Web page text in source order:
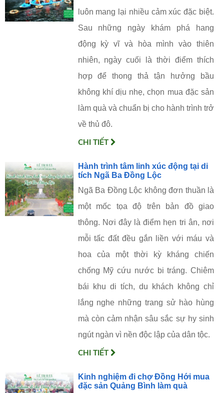
luôn mang lại nhiều cảm xúc đặc biệt.
Sau những ngày khám phá hang
động kỳ vĩ và hòa mình vào thiên
nhiên, ngày cuối là thời điểm thích
hợp để thong thả tận hưởng bầu
không khí dịu nhẹ, chọn mua đặc sản
làm quà và chuẩn bị cho hành trình trở
về thủ đô.
CHI TIẾT
Hành trình tâm linh xúc động tại di
tích Ngã Ba Đồng Lộc
Ngã Ba Đồng Lộc không đơn thuần là
một mốc tọa độ trên bản đồ giao
thông. Nơi đây là điểm hẹn tri ân, nơi
mỗi tấc đất đều gắn liền với máu và
hoa của một thời kỳ kháng chiến
chống Mỹ cứu nước bi tráng. Chiêm
bái khu di tích, du khách không chỉ
lắng nghe những trang sử hào hùng
mà còn cảm nhận sâu sắc sự hy sinh
ngút ngàn vì nền độc lập của dân tộc.
CHI TIẾT
Kinh nghiệm đi chợ Đồng Hới mua
đặc sản Quảng Bình làm quà